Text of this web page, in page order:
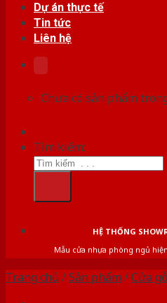
Dự án thực tế
Tin tức
Liên hệ
Chưa có sản phẩm
Tìm kiếm:
HỆ THỐNG
Mẫu cửa nhựa phòng ngủ
Trang chủ /Sản phẩm /Cửa gỗ